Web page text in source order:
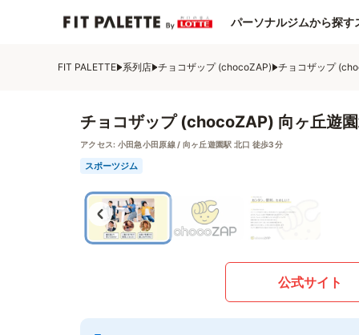
パーソナルジムから探す
FIT PALETTE 系列店 チョコザップ (chocoZAP) チョコザップ
チョコザップ (chocoZAP) 向ヶ丘遊
アクセス: 小田急小田原線 / 向ヶ丘遊園駅 北口 徒歩3分
スポーツジム
公式サイト